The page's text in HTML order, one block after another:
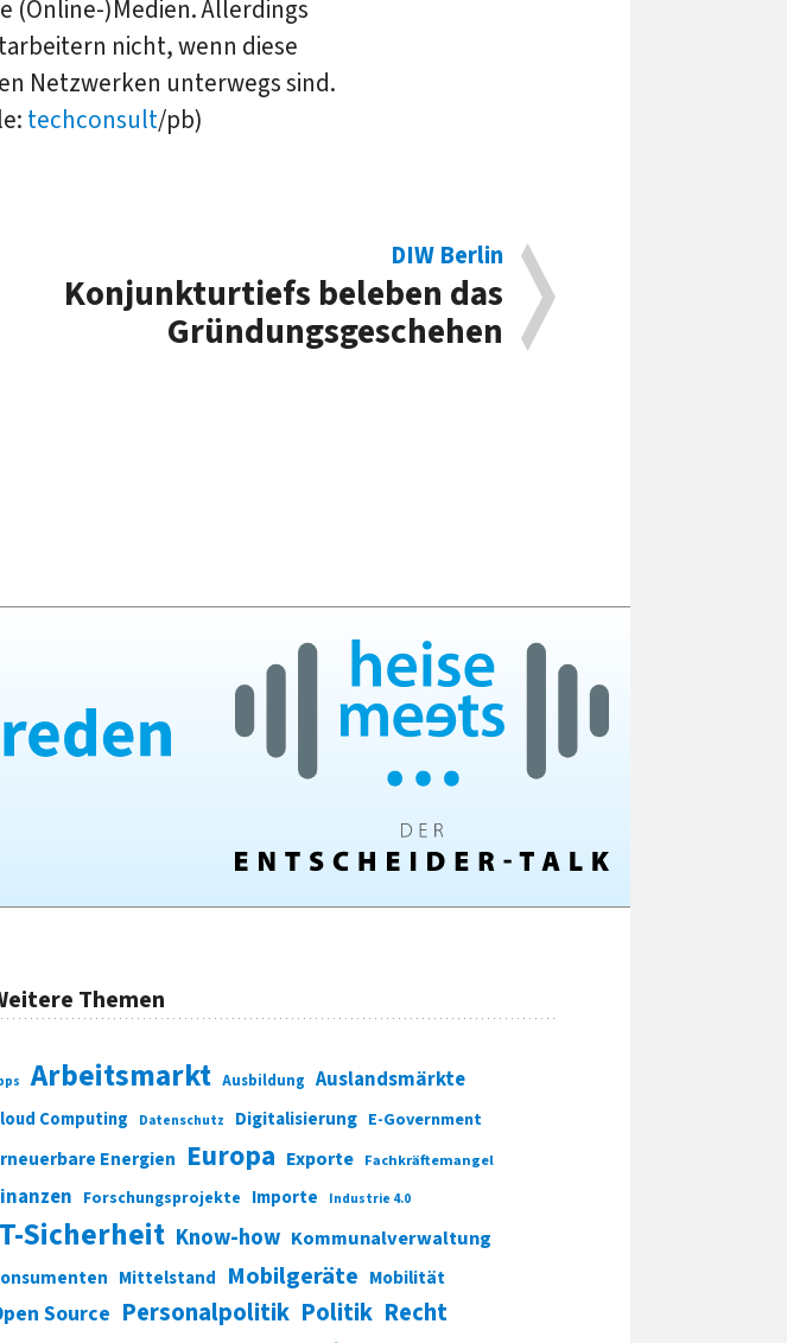
(Online-)Medien. Allerdings
nicht, wenn diese
Netzwerken unterwegs sind.
techconsult/pb)
DIW Berlin
Konjunkturtiefs beleben das
Gründungsgeschehen
Themen
Arbeitsmarkt Ausbildung Auslandsmärkte
Computing Datenschutz Digitalisierung E-Government
Energien Europa Exporte Fachkräftemangel
Forschungsprojekte Importe Industrie 4.0
Sicherheit Know-how Kommunalverwaltung
Mittelstand Mobilgeräte Mobilität
Source Personalpolitik Politik Recht